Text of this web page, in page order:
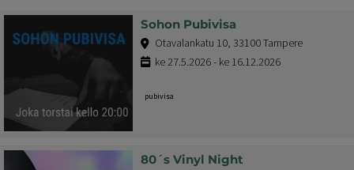
Sohon Pubivisa
Otavalankatu 10, 33100 Tampere
ke 27.5.2026 - ke 16.12.2026
pubivisa
80´s Vinyl Night